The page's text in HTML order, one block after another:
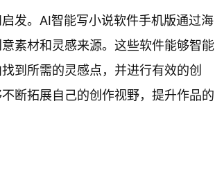
发。AI智能写小说软件手机版通过海
素材和灵感来源。这些软件能够智能
到所需的灵感点，并进行有效的创
断拓展自己的创作视野，提升作品的